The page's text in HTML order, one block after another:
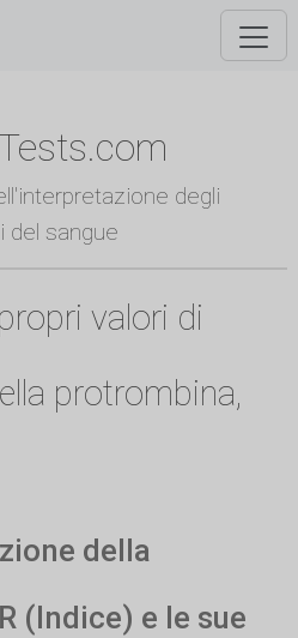
degli
del sangue
valori di
protrombina,
della
(Indice) e le sue